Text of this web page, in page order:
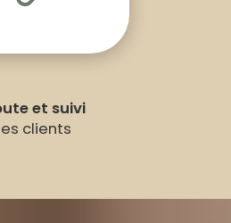
et suivi
clients